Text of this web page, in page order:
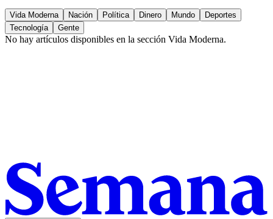
Vida Moderna Nación Política Dinero Mundo
Deportes
Tecnología
Gente
No hay artículos disponibles en la sección Vida Moderna.